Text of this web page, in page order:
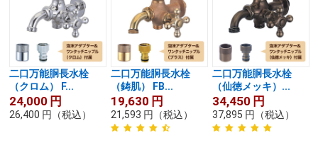
二口万能胴長水栓
（クロム） F...
24,000 円
26,400 円 （税込）
二口万能胴長水栓
（鋳肌） FB...
19,630 円
21,593 円 （税込）
二口万能胴長水栓
（仙徳メッキ）...
34,450 円
37,895 円 （税込）